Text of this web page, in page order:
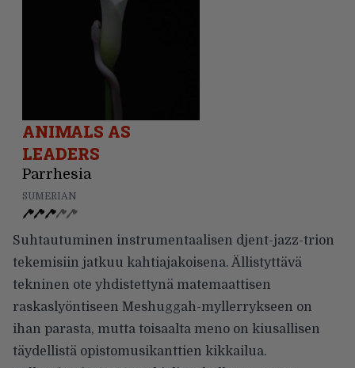
ANIMALS AS
LEADERS
Parrhesia
SUMERIAN
Suhtautuminen instrumentaalisen djent-jazz-trion
tekemisiin jatkuu kahtiajakoisena. Ällistyttävä
tekninen ote yhdistettynä matemaattisen
raskaslyöntiseen Meshuggah-myllerrykseen on
ihan parasta, mutta toisaalta meno on kiusallisen
täydellistä opistomusikanttien kikkailua.